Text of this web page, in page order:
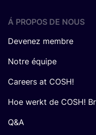
Á PROPOS DE NOUS
Devenez membre
Notre équipe
Careers at COSH!
Hoe werkt de COSH!
Q&A